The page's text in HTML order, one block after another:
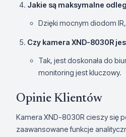
Jakie są maksymalne
Dzięki mocnym diodom
Czy kamera XND-8030R
Tak, jest doskonała do
monitoring jest kluczowy.
Opinie Klientów
Kamera XND-8030R cieszy się
zaawansowane funkcje